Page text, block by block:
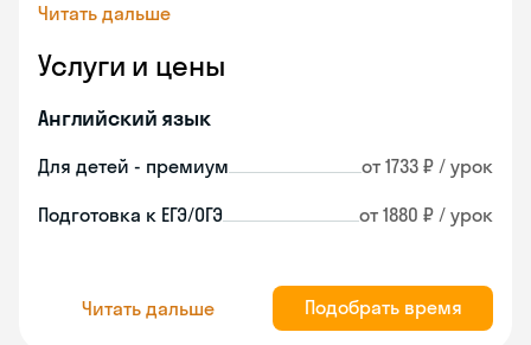
Читать дальше
Услуги и цены
Английский язык
Для детей - премиум от 1733 ₽ / урок
Подготовка к ЕГЭ/ОГЭ от 1880 ₽ / урок
Читать дальше Подобрать время